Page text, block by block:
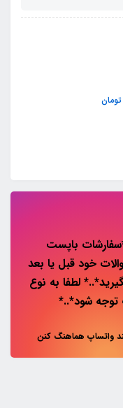
تومان
باپست
خود قبل یا بعد
لطفا به نوع
توجه شود*..*
واتساپ هماهنگ کنن